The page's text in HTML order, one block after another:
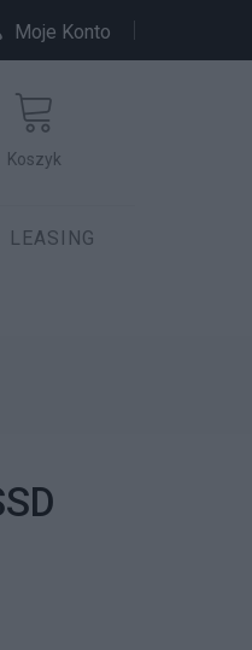
Moje Konto
Koszyk
LEASING